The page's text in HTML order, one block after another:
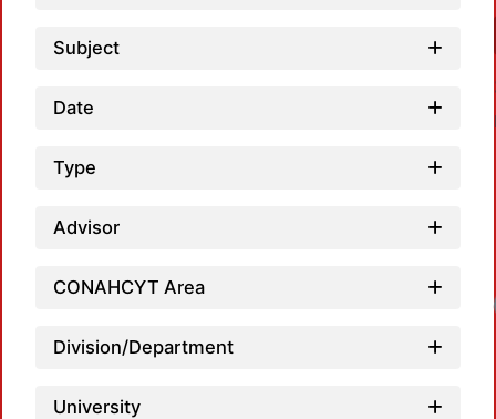
Subject
Date
Type
Advisor
CONAHCYT Area
Division/Department
University